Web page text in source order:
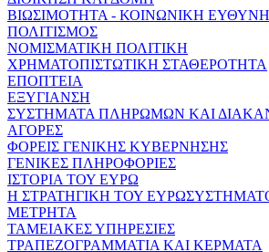
ΒΙΩΣΙΜΟΤΗΤΑ - ΚΟΙΝΩΝΙΚΗ ΕΥΘΥΝΗ
ΠΟΛΙΤΙΣΜΟΣ
ΝΟΜΙΣΜΑΤΙΚΗ ΠΟΛΙΤΙΚΗ
ΧΡΗΜΑΤΟΠΙΣΤΩΤΙΚΗ ΣΤΑΘΕΡΟΤΗΤΑ
ΕΠΟΠΤΕΙΑ
ΕΞΥΓΙΑΝΣΗ
ΣΥΣΤΗΜΑΤΑ ΠΛΗΡΩΜΩΝ ΚΑΙ
ΑΓΟΡΕΣ
ΦΟΡΕΙΣ ΓΕΝΙΚΗΣ ΚΥΒΕΡΝΗΣΗΣ
ΓΕΝΙΚΕΣ ΠΛΗΡΟΦΟΡΙΕΣ
ΙΣΤΟΡΙΑ ΤΟΥ ΕΥΡΩ
Η ΣΤΡΑΤΗΓΙΚΗ ΤΟΥ
ΜΕΤΡΗΤΑ
ΤΑΜΕΙΑΚΕΣ ΥΠΗΡΕΣΙΕΣ
ΤΡΑΠΕΖΟΓΡΑΜΜΑΤΙΑ ΚΑΙ ΚΕΡΜΑΤΑ